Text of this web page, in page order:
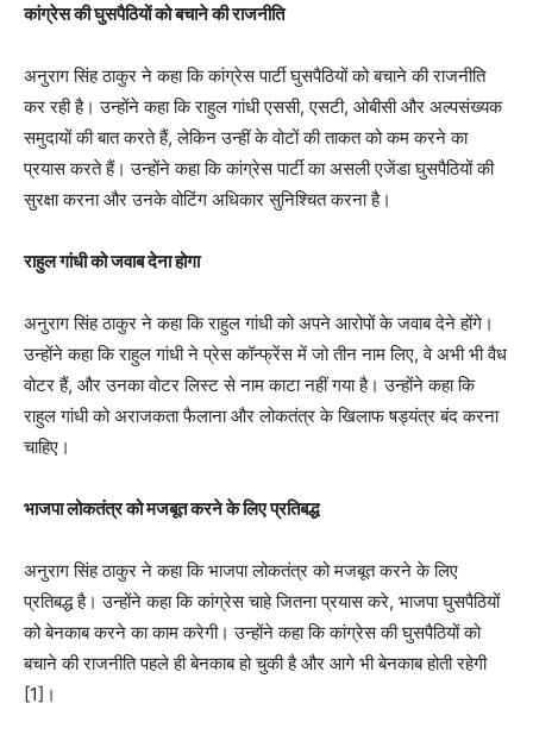
कांग्रेस की घुसपैठियों को बचाने की राजनीति
अनुराग सिंह ठाकुर ने कहा कि कांग्रेस पार्टी घुसपैठियों को बचाने की राजनीति
कर रही है। उन्होंने कहा कि राहुल गांधी एससी, एसटी, ओबीसी और अल्पसंख्यक
समुदायों की बात करते हैं, लेकिन उन्हीं के वोटों की ताकत को कम करने का
प्रयास करते हैं। उन्होंने कहा कि कांग्रेस पार्टी का असली एजेंडा घुसपैठियों की
सुरक्षा करना और उनके वोटिंग अधिकार सुनिश्चित करना है।
राहुल गांधी को जवाब देना होगा
अनुराग सिंह ठाकुर ने कहा कि राहुल गांधी को अपने आरोपों के जवाब देने होंगे।
उन्होंने कहा कि राहुल गांधी ने प्रेस कॉन्फ्रेंस में जो तीन नाम लिए, वे अभी भी वैध
वोटर हैं, और उनका वोटर लिस्ट से नाम काटा नहीं गया है। उन्होंने कहा कि
राहुल गांधी को अराजकता फैलाना और लोकतंत्र के खिलाफ षड्यंत्र बंद करना
चाहिए।
भाजपा लोकतंत्र को मजबूत करने के लिए प्रतिबद्ध
अनुराग सिंह ठाकुर ने कहा कि भाजपा लोकतंत्र को मजबूत करने के लिए
प्रतिबद्ध है। उन्होंने कहा कि कांग्रेस चाहे जितना प्रयास करे, भाजपा घुसपैठियों
को बेनकाब करने का काम करेगी। उन्होंने कहा कि कांग्रेस की घुसपैठियों को
बचाने की राजनीति पहले ही बेनकाब हो चुकी है और आगे भी बेनकाब होती रहेगी
[1]।